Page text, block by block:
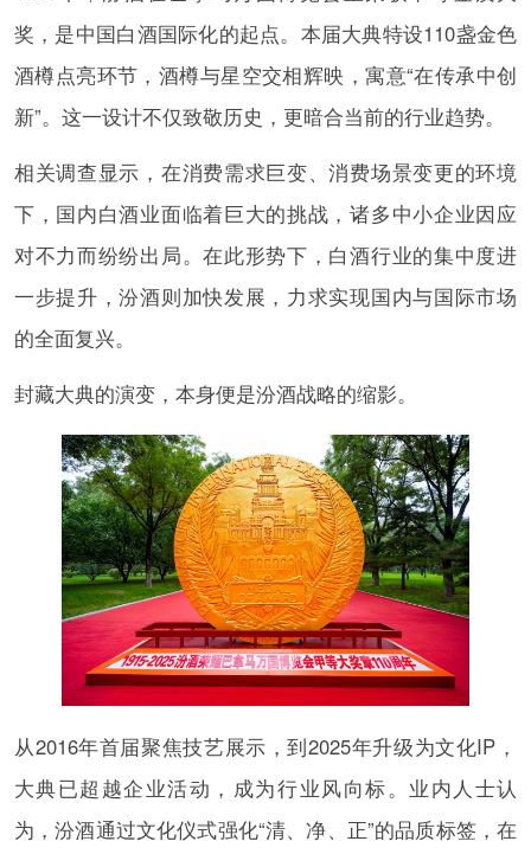
奖，是中国白酒国际化的起点。本届大典特设110盏金色
酒樽点亮环节，酒樽与星空交相辉映，寓意“在传承中创
新”。这一设计不仅致敬历史，更暗合当前的行业趋势。
相关调查显示，在消费需求巨变、消费场景变更的环境
下，国内白酒业面临着巨大的挑战，诸多中小企业因应
对不力而纷纷出局。在此形势下，白酒行业的集中度进
一步提升，汾酒则加快发展，力求实现国内与国际市场
的全面复兴。
封藏大典的演变，本身便是汾酒战略的缩影。
从2016年首届聚焦技艺展示，到2025年升级为文化IP，
大典已超越企业活动，成为行业风向标。业内人士认
为，汾酒通过文化仪式强化“清、净、正”的品质标签，在